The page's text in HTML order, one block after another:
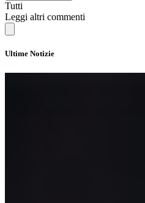
Tutti
Leggi altri commenti
Ultime Notizie